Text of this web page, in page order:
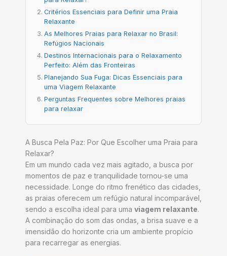
Critérios Essenciais para Definir uma Praia
Relaxante
As Melhores Praias para Relaxar no Brasil:
Refúgios Nacionais
Destinos Internacionais para o Relaxamento
Perfeito: Além das Fronteiras
Planejando Sua Fuga: Dicas Essenciais para
uma Viagem Relaxante
Perguntas Frequentes sobre Melhores praias
para relaxar
A Busca Pela Paz: Por Que Escolher uma Praia para
Relaxar?
Em um mundo cada vez mais agitado, a busca por
momentos de paz e tranquilidade tornou-se uma
necessidade. Longe do ritmo frenético das cidades,
as praias oferecem um refúgio natural incomparável,
sendo a escolha ideal para uma viagem relaxante.
A combinação do som das ondas, a brisa suave e a
imensidão do horizonte cria um ambiente propício
para recarregar as energias.